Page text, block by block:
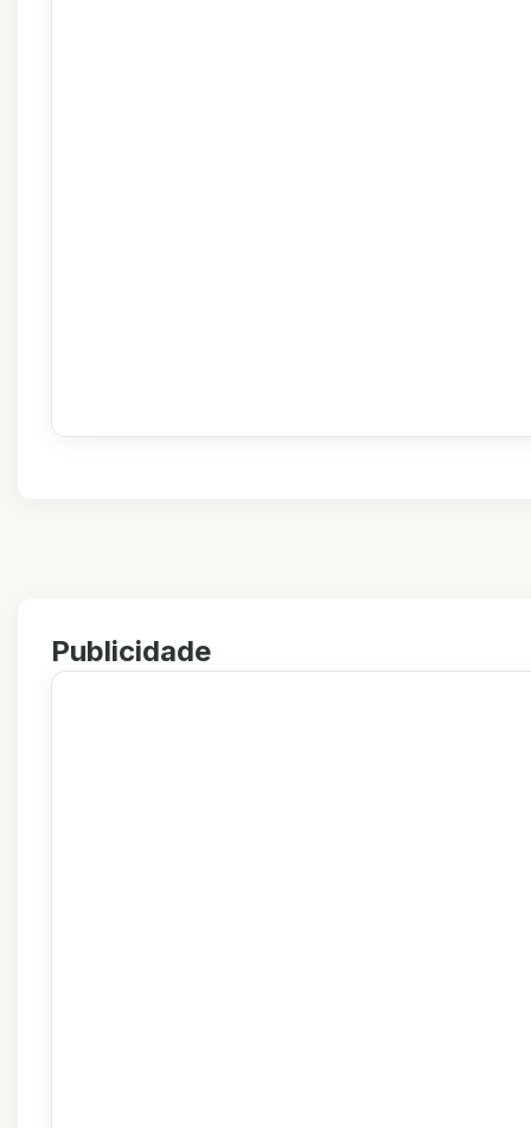
Publicidade